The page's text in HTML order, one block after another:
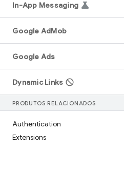
In-App Messaging
Google AdMob
Google Ads
Dynamic Links
PRODUTOS RELACIONADOS
Authentication
Extensions